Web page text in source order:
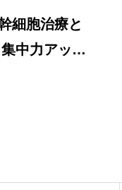
細胞治療と
中力アップ